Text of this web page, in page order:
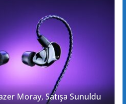
Moray, Satışa Sunuldu